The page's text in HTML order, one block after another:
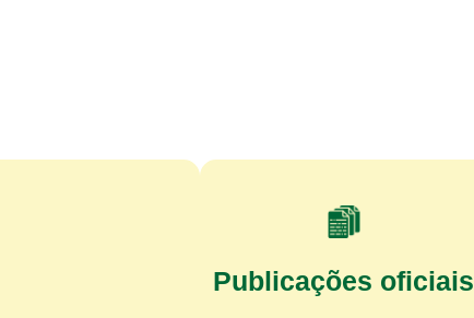
Publicações oficiais